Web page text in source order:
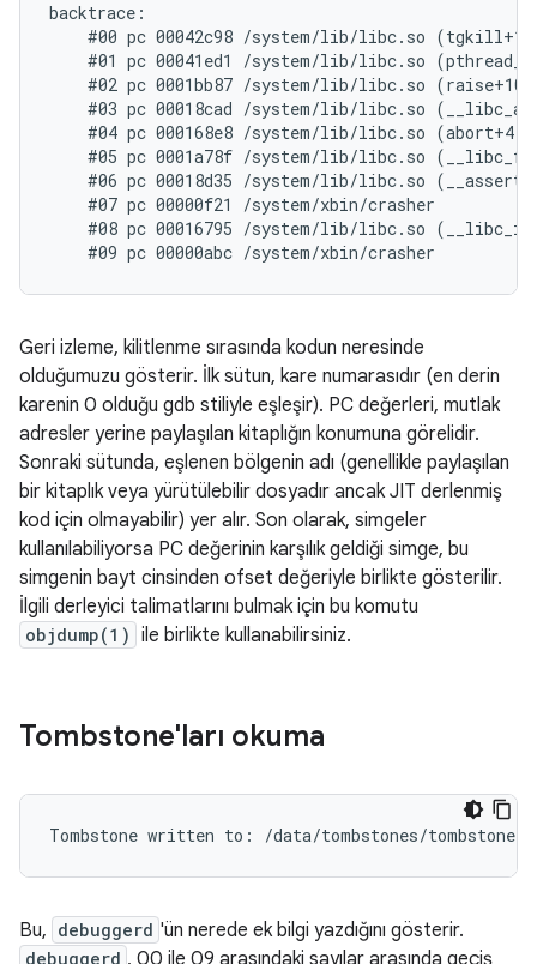
backtrace:
#00 pc 00042c98 /system/lib/libc.so
#01 pc 00041ed1 /system/lib/libc.so
    #02 pc 0001bb87 /system/lib/libc.so (raise+10)
#03 pc 00018cad /system/lib/libc.so
    #04 pc 000168e8 /system/lib/libc.so (abort+4)
#05 pc 0001a78f /system/lib/libc.so
#06 pc 00018d35 /system/lib/libc.so
    #07 pc 00000f21 /system/xbin/crasher
#08 pc 00016795 /system/lib/libc.so
Geri izleme, kilitlenme sırasında kodun neresinde
olduğumuzu gösterir. İlk sütun, kare numarasıdır (en derin
karenin 0 olduğu gdb stiliyle eşleşir). PC değerleri, mutlak
adresler yerine paylaşılan kitaplığın konumuna görelidir.
Sonraki sütunda, eşlenen bölgenin adı (genellikle paylaşılan
bir kitaplık veya yürütülebilir dosyadır ancak JIT derlenmiş
kod için olmayabilir) yer alır. Son olarak, simgeler
kullanılabiliyorsa PC değerinin karşılık geldiği simge, bu
simgenin bayt cinsinden ofset değeriyle birlikte gösterilir.
İlgili derleyici talimatlarını bulmak için bu komutu
objdump(1) ile birlikte kullanabilirsiniz.
Tombstone'ları okuma
Bu, debuggerd 'ün nerede ek bilgi yazdığını gösterir.
debuggerd , 00 ile 09 arasındaki sayılar arasında geçiş